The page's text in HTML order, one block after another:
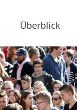
Überblick